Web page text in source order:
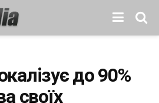
до 90%
своїх